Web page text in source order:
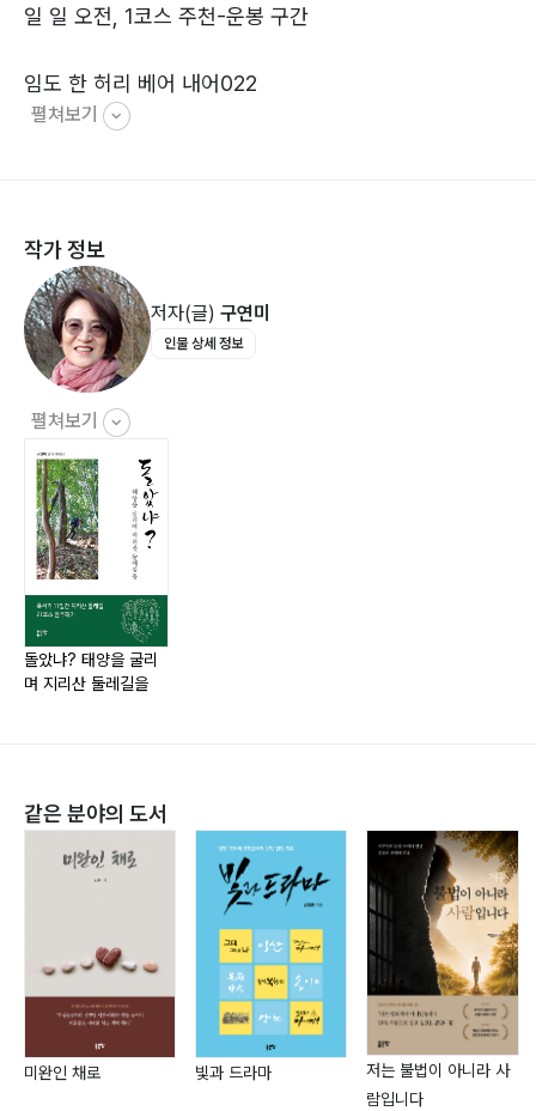
일 일 오전, 1코스 주천-운봉 구간
임도 한 허리 베어 내어022
일 일 오후, 2코스 운봉-인월 구간
엄마의 넋두리, 내 고향 함앵 산청044
삼 일 오전, 4코스 금계-동강 구간
남남인데요, 우리052
삼 일 오후, 5코스 동강-수철 구간
차라리 설산을 걸을걸!063
사 일 오전, 6코스 수철-성심원 구간
지금 내가 여기서 무슨 짓을070
사 일 오후, 7코스 성심원-운리 구간
길 위에서 태양을 굴리며 082
오 일 오후, 9코스 덕산-위태 구간
돌았냐? 엉가, 니!104
이틀간의 웅크림, 휴식 구간
펼쳐보기
작가 정보
저자(글) 구연미
인물 상세 정보
펼쳐보기
돌았냐? 태양을 굴리
며 지리산 둘레길을
같은 분야의 도서
미완인 채로 빛과 드라마
저는 불법이 아니라 사
람입니다